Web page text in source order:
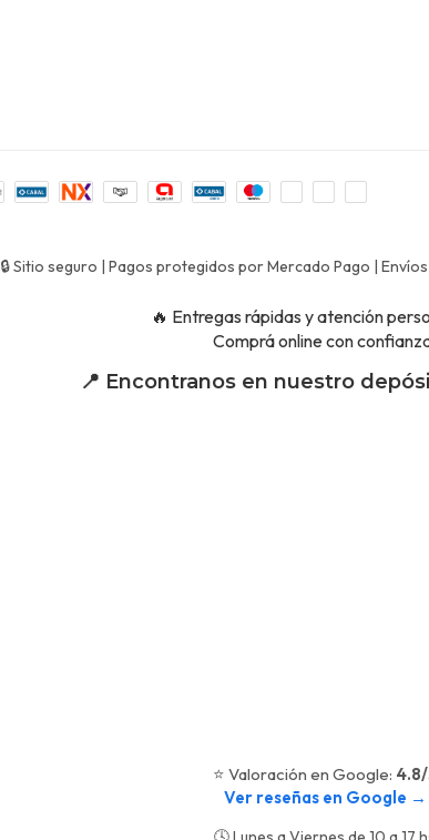
🔒 Sitio seguro | Pagos protegidos por Mercado Pago |
🔥 Entregas rápidas y atención
Comprá online con
📍 Encontranos en nuestro
⭐ Valoración en Google:
Ver reseñas en Google →